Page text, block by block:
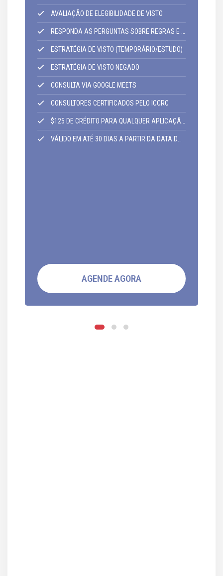
AVALIAÇÃO DE ELEGIBILIDADE DE VISTO
RESPONDA AS PERGUNTAS SOBRE REGRAS E REGULAMENTAÇÕES DE IMIGRAÇÃO
ESTRATÉGIA DE VISTO (TEMPORÁRIO/ESTUDO)
ESTRATÉGIA DE VISTO NEGADO
CONSULTA VIA GOOGLE MEETS
CONSULTORES CERTIFICADOS PELO ICCRC
$125 DE CRÉDITO PARA QUALQUER APLICAÇÃO DE RESIDÊNCIA PERMANENTE,
VÁLIDO EM ATÉ 30 DIAS A PARTIR DA DATA DA CONSULTA.
AGENDE AGORA